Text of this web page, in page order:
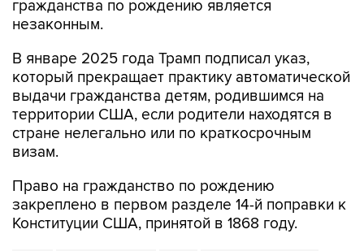
гражданства по рождению является
незаконным.
В январе 2025 года Трамп подписал указ,
который прекращает практику автоматической
выдачи гражданства детям, родившимся на
территории США, если родители находятся в
стране нелегально или по краткосрочным
визам.
Право на гражданство по рождению
закреплено в первом разделе 14-й поправки к
Конституции США, принятой в 1868 году.